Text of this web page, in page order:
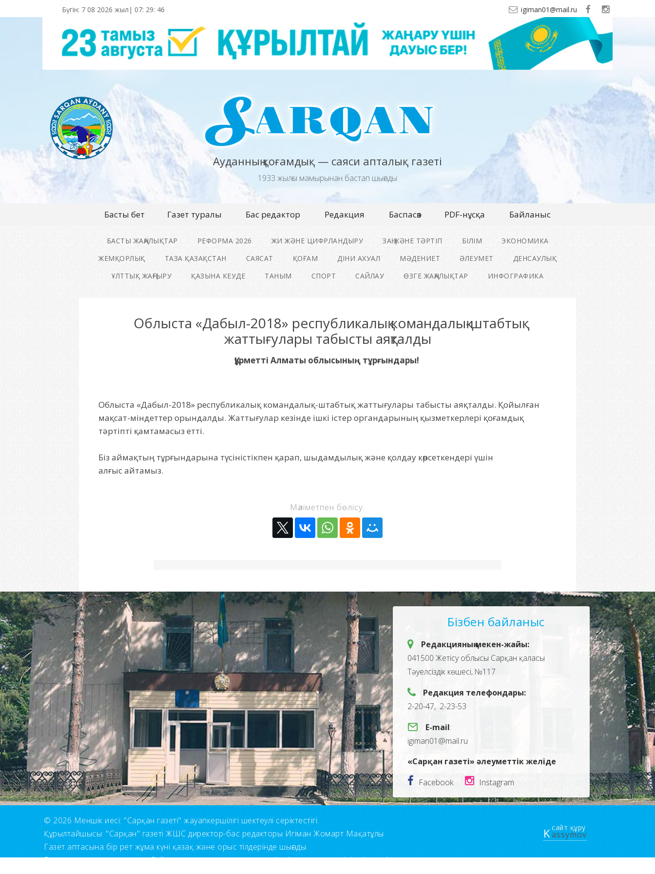
Бүгін: 7 08 2026 жыл| 07: 29: 46 igiman01@mail.ru
Ауданның қоғамдық — саяси апталық газеті
1933 жылғы мамырынан бастап шығады
Басты бет Газет туралы Бас редактор Редакция Баспасөз PDF-нұсқа Байланыс
БАСТЫ ЖАҢАЛЫҚТАР РЕФОРМА 2026 ЖИ ЖӘНЕ ЦИФРЛАНДЫРУ ЗАҢ ЖӘНЕ ТӘРТІП БІЛІМ
ЭКОНОМИКА
ЖЕМҚОРЛЫҚ
ТАЗА ҚАЗАҚСТАН САЯСАТ ҚОҒАМ ДІНИ АХУАЛ МӘДЕНИЕТ ӘЛЕУМЕТ
ДЕНСАУЛЫҚ
ҰЛТТЫҚ ЖАҢҒЫРУ
ҚАЗЫНА КЕУДЕ ТАНЫМ СПОРТ САЙЛАУ ӨЗГЕ ЖАҢАЛЫҚТАР ИНФОГРАФИКА
Облыста «Дабыл-2018» республикалық командалық-штабтық
жаттығулары табысты аяқталды
Құрметті Алматы облысының тұрғындары!
Облыста «Дабыл-2018» республикалық командалық-штабтық жаттығулары табысты аяқталды. Қойылған
мақсат-міндеттер орындалды. Жаттығулар кезінде ішкі істер органдарының қызметкерлері қоғамдық
тәртіпті қамтамасыз етті.
Біз аймақтың тұрғындарына түсіністікпен қарап, шыдамдылық және қолдау көрсеткендері үшін
алғысайтамыз.
Мәліметпен бөлісу:
Бізбен байланыс
Редакцияның мекен-жайы:
041500 Жетісу облысы Сарқан қаласы
Тәуелсіздік көшесі, №117
Редакция телефондары:
2-20-47, 2-23-53
E-mail:
igiman01@mail.ru
«Сарқан газеті» әлеуметтік желіде
Facebook
Instagram
© 2026 Меншік иесі: "Сарқан газеті" жауапкершілігі шектеулі серіктестігі.
Құрылтайшысы: "Сарқан" газеті ЖШС директор-бас редакторы Игіман Жомарт Мақатұлы
Газет аптасына бір рет жұма күні қазақ және орыс тілдерінде шығады.
Барлық құқықтар сақталған. Сайт материалдарын қолдану үшін сілтеме көрсетуіңіз міндетті.
сайт құру
Kassymov